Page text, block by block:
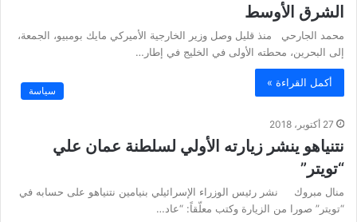
الشرق الأوسط
محمد الجارحي منذ قليل وصل وزير الخارجية الأميركي مايك بومبيو، الجمعة،
إلى البحرين، محطته الأولى في الخليج في إطار…
أكمل القراءة »
سياسة
27 أكتوبر، 2018
نتنياهو ينشر زيارته الأولي لسلطنة عمان علي
“تويتر”
منال مبروك نشر رئيس الوزراء الإسرائيلي بنيامين نتنياهو على حسابه في
“تويتر” صورا من الزيارة وكتب معلّقاً: “عاد…